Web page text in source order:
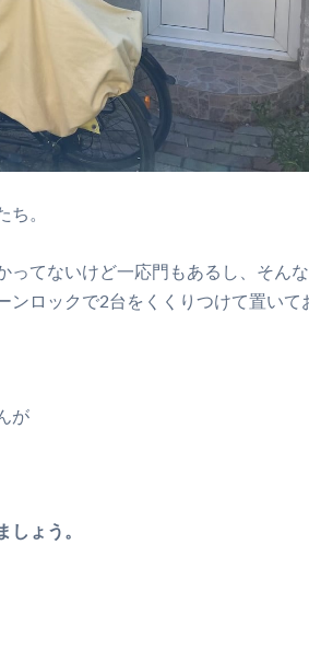
。
ってないけど一応門もあるし、そん
ロックで2台をくくりつけて置いて
が
ょう。